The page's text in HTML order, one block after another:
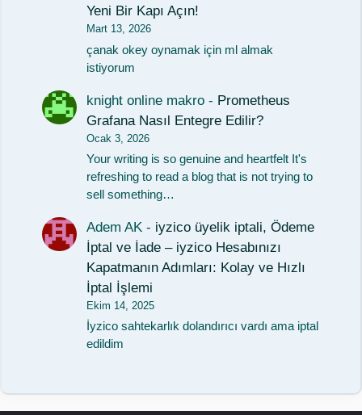
Yeni Bir Kapı Açın!
Mart 13, 2026
çanak okey oynamak için ml almak
istiyorum
knight online makro - Prometheus
Grafana Nasıl Entegre Edilir?
Ocak 3, 2026
Your writing is so genuine and heartfelt It's
refreshing to read a blog that is not trying to
sell something…
Adem AK - iyzico üyelik iptali, Ödeme
İptal ve İade – iyzico Hesabınızı
Kapatmanın Adımları: Kolay ve Hızlı
İptal İşlemi
Ekim 14, 2025
İyzico sahtekarlık dolandırıcı vardı ama iptal
edildim